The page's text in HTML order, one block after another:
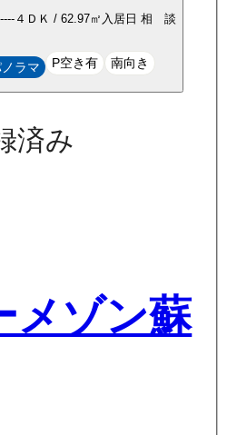
４ＤＫ /62.97㎡ 入居日相 談
ラマ P空き有 南向き
済み
メゾン蘇